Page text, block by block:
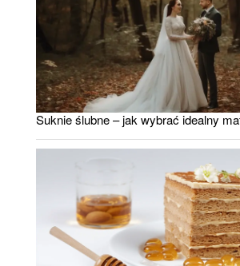
Suknie ślubne – jak wybrać idealny